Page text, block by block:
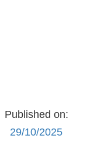
Published on:
29/10/2025